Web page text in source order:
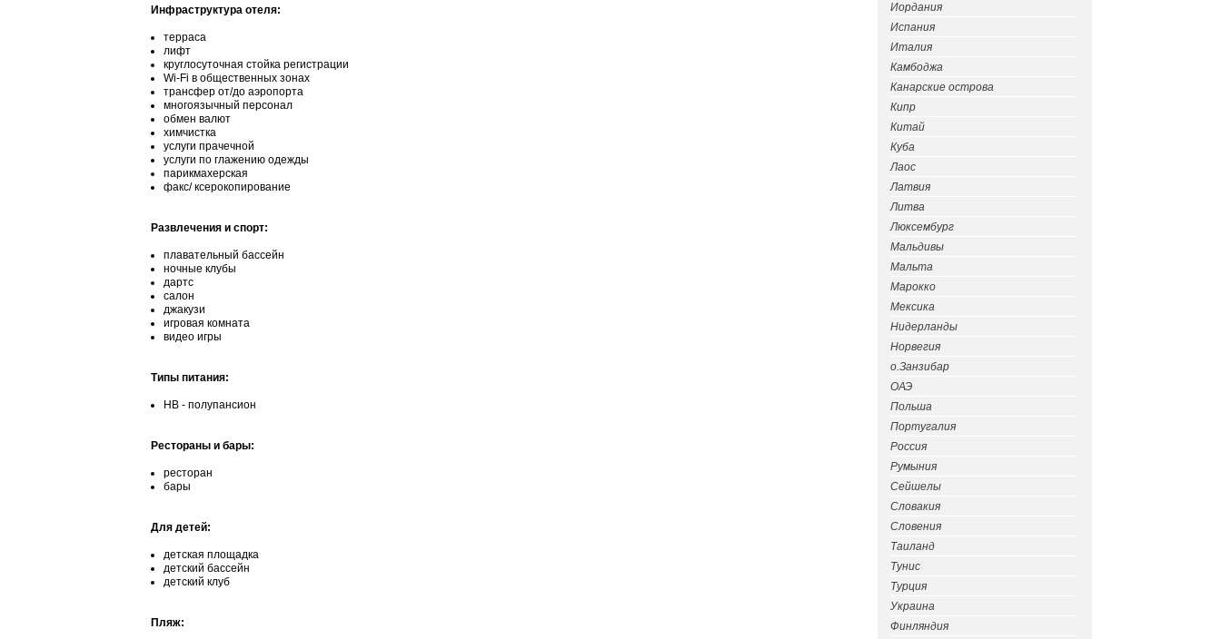
Инфраструктура отеля:
терраса
лифт
круглосуточная стойка регистрации
Wi-Fi в общественных зонах
трансфер от/до аэропорта
многоязычный персонал
обмен валют
химчистка
услуги прачечной
услуги по глажению одежды
парикмахерская
факс/ ксерокопирование
Развлечения и спорт:
плавательный бассейн
ночные клубы
дартс
салон
джакузи
игровая комната
видео игры
Типы питания:
НВ - полупансион
Рестораны и бары:
ресторан
бары
Для детей:
детская площадка
детский бассейн
детский клуб
Пляж:
Иордания
Испания
Италия
Камбоджа
Канарские острова
Кипр
Китай
Куба
Лаос
Латвия
Литва
Люксембург
Мальдивы
Мальта
Марокко
Мексика
Нидерланды
Норвегия
о.Занзибар
ОАЭ
Польша
Португалия
Россия
Румыния
Сейшелы
Словакия
Словения
Таиланд
Тунис
Турция
Украина
Финляндия